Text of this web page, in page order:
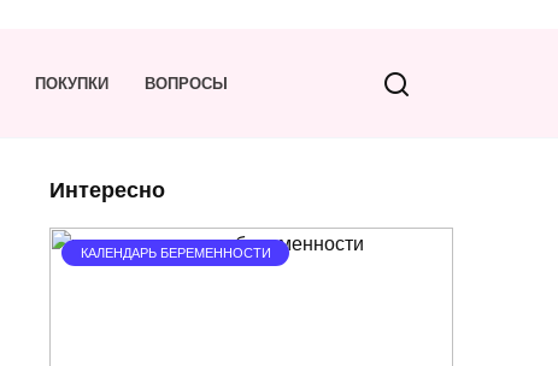
ПОКУПКИ ВОПРОСЫ
Интересно
КАЛЕНДАРЬ БЕРЕМЕННОСТИ